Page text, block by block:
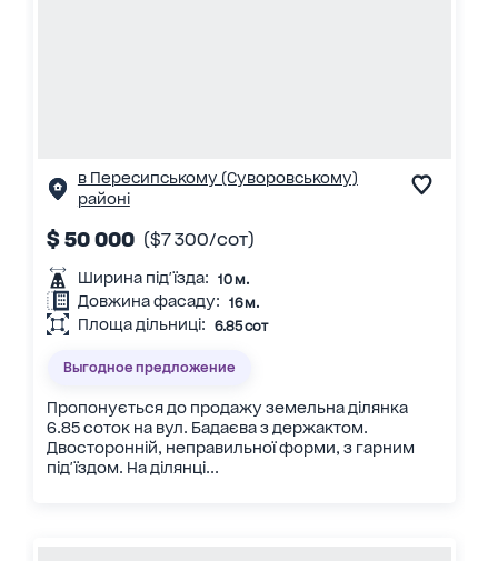
в Пересипському (Суворовському)
районі
$ 50 000 ($7 300/сот)
Ширина під'їзда: 10 м.
Довжина фасаду: 16 м.
Площа дільниці: 6.85 сот
Выгодное предложение
Пропонується до продажу земельна ділянка
6.85 соток на вул. Бадаєва з держактом.
Двосторонній, неправильної форми, з гарним
під'їздом. На ділянці...